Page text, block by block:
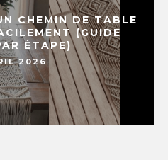
CHEMIN DE TABLE
(GUIDE
ÉTAPE)
2026